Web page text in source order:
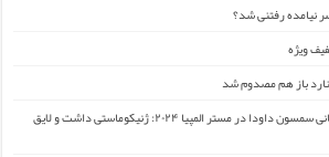
نیامده رفتنی شد؟
ویژه
انتقاد تند یوتیوبر کانادایی از قهرمانی سمسون داودا در مستر المپیا ۲۰۲۴: ژنیکوماستی داشت و لایق